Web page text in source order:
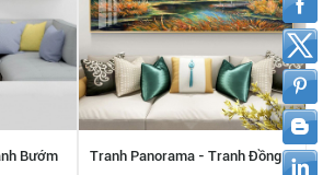
Bướm
Tranh Panorama - Tranh Đồng